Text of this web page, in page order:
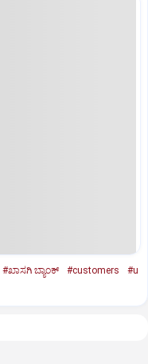
#ಖಾಸಗಿ ಬ್ಯಾಂಕ್‌ #customers
#u